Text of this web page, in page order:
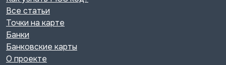
Все статьи
Точки на карте
Банки
Банковские карты
О проекте